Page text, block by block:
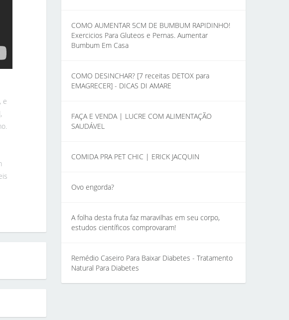
e
COMO AUMENTAR 5CM DE BUMBUM RAPIDINHO!
Exercicios Para Gluteos e Pernas. Aumentar
Bumbum Em Casa
COMO DESINCHAR? [7 receitas DETOX para
EMAGRECER] - DICAS DI AMARE
FAÇA E VENDA | LUCRE COM ALIMENTAÇÃO
SAUDÁVEL
COMIDA PRA PET CHIC | ERICK JACQUIN
Ovo engorda?
A folha desta fruta faz maravilhas em seu corpo,
estudos científicos comprovaram!
Remédio Caseiro Para Baixar Diabetes - Tratamento
Natural Para Diabetes